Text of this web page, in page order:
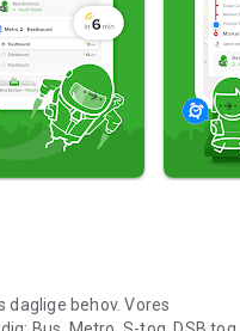
behov. Vores